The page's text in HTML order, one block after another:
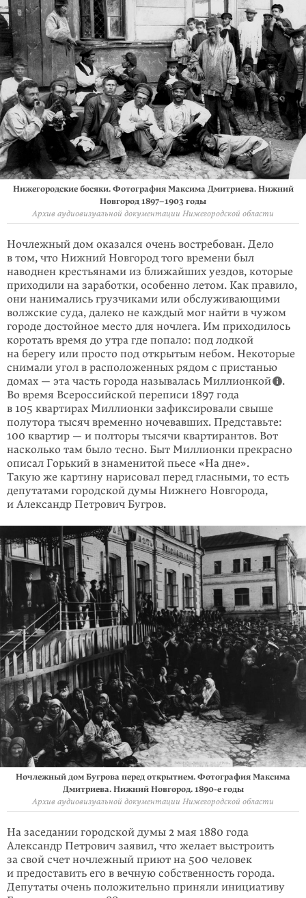
Нижегородские босяки. Фотография Максима Дмитриева. Нижний
Новгород 1897–1903 годы
Архив аудиовизуальной документации Нижегородской области
Ночлежный дом оказался очень востребован. Дело
в том, что Нижний Новго­род того времени был
наводнен крестьянами из ближайших уездов, которые
приходили на заработки, особенно летом. Как правило,
они нанимались груз­чиками или обслуживающими
волжские суда, далеко не каждый мог найти в чужом
городе достойное место для ночлега. Им приходилось
коротать время до утра где попало: под лодкой
на берегу или просто под открытым небом. Некоторые
снимали угол в расположенных рядом с пристанью
домах — эта часть города называлась Миллионкой
.
Во время Всероссийской переписи 1897 года
в 105 квартирах Миллионки зафиксировали свыше
полутора тысяч временно ночевавших. Представьте:
100 квартир — и полторы тысячи кварти­рантов. Вот
насколько там было тесно. Быт Миллионки прекрасно
описал Горький в знаменитой пьесе «На дне».
Такую же картину нарисовал перед гласными, то есть
депутатами городской думы Нижнего Новгорода,
и Александр Петрович Бугров.
Ночлежный дом Бугрова перед открытием. Фотография Максима
Дмитриева. Нижний Новгород. 1890-е годы
Архив аудиовизуальной документации Нижегородской области
На заседании городской думы 2 мая 1880 года
Александр Петрович заявил, что желает выстроить
за свой счет ночлежный приют на 500 человек
и предо­­ставить его в вечную собственность города.
Депутаты очень положительно приняли инициативу